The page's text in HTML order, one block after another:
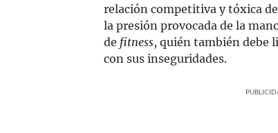
relación competitiva y tóxica
la presión provocada de la
de fitness, quién también debe
con sus inseguridades.